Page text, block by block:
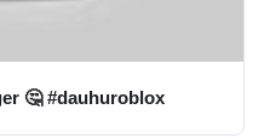
🤔 #dauhuroblox